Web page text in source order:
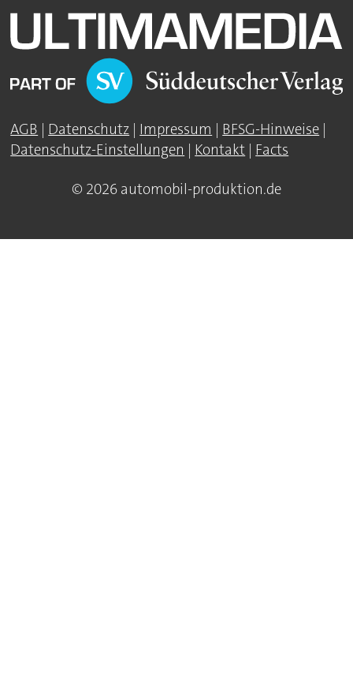
AGB | Datenschutz | Impressum | BFSG-Hinweise |
Datenschutz-Einstellungen | Kontakt | Facts
© 2026 automobil-produktion.de